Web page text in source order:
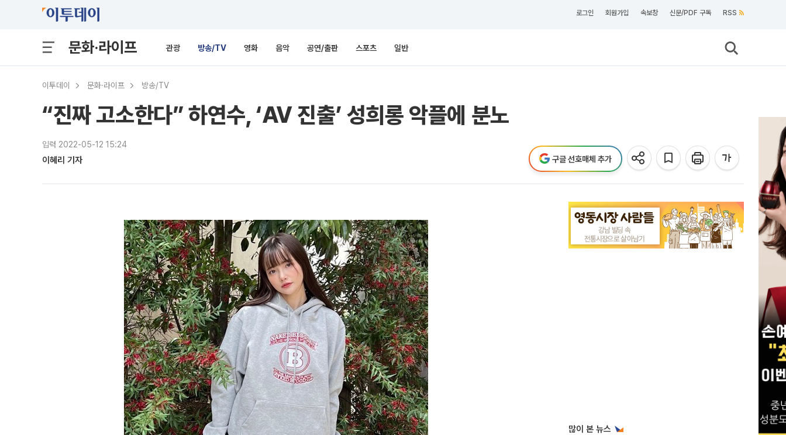
로그인 회원가입 속보창 신문/PDF 구독 RSS
문화·라이프 관광 방송/TV 영화 음악 공연/출판 스포츠 일반
이투데이 문화·라이프 방송/TV
“진짜 고소한다” 하연수, ‘AV 진출’ 성희롱 악플에 분노
입력 2022-05-12 15:24
이혜리 기자 구글 선호매체 추가
많이 본 뉴스